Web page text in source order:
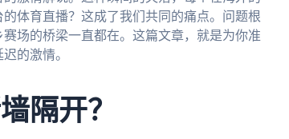
体育直播？这成了我们共同的痛点。问题根
场的桥梁一直都在。这篇文章，就是为你准
的激情。
隔开？